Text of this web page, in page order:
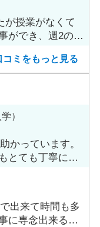
が授業がなくて
ができ、週2のコ
コミをもっと見る
）
かっています。
とても丁寧に教
出来て時間も多
に専念出来る点